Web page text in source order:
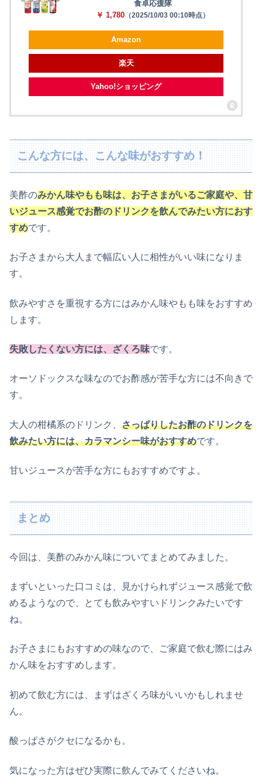
食卓応援隊
￥ 1,780 （2025/10/03 00:10時点）
Amazon
楽天
Yahoo!ショッピング
こんな方には、こんな味がおすすめ！
美酢のみかん味やもも味は、お子さまがいるご家庭や、甘
いジュース感覚でお酢のドリンクを飲んでみたい方におす
すめです。
お子さまから大人まで幅広い人に相性がいい味になりま
す。
飲みやすさを重視する方にはみかん味やもも味をおすすめ
します。
失敗したくない方には、ざくろ味です。
オーソドックスな味なのでお酢感が苦手な方には不向きで
す。
大人の柑橘系のドリンク、 さっぱりしたお酢のドリンクを
飲みたい方には、カラマンシー味がおすすめです。
甘いジュースが苦手な方にもおすすめですよ。
まとめ
今回は、美酢のみかん味についてまとめてみました。
まずいといった口コミは、見かけられずジュース感覚で飲
めるようなので、とても飲みやすいドリンクみたいです
ね。
お子さまにもおすすめの味なので、ご家庭で飲む際にはみ
かん味をおすすめします。
初めて飲む方には、まずはざくろ味がいいかもしれませ
ん。
酸っぱさがクセになるかも。
気になった方はぜひ実際に飲んでみてくださいね。